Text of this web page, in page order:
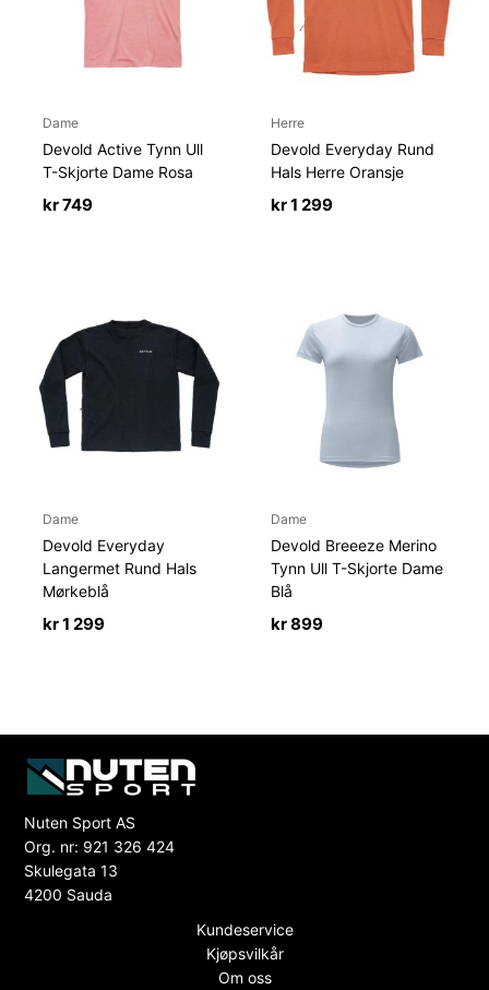
Dame
Devold Active Tynn Ull
T-Skjorte Dame Rosa
kr749
Herre
Devold Everyday Rund
Hals Herre Oransje
kr1 299
Dame
Devold Everyday
Langermet Rund Hals
Mørkeblå
kr1 299
Dame
Devold Breeeze Merino
Tynn Ull T-Skjorte Dame
Blå
kr899
Nuten Sport AS
Org. nr: 921 326 424
Skulegata 13
4200 Sauda
Kundeservice
Kjøpsvilkår
Om oss